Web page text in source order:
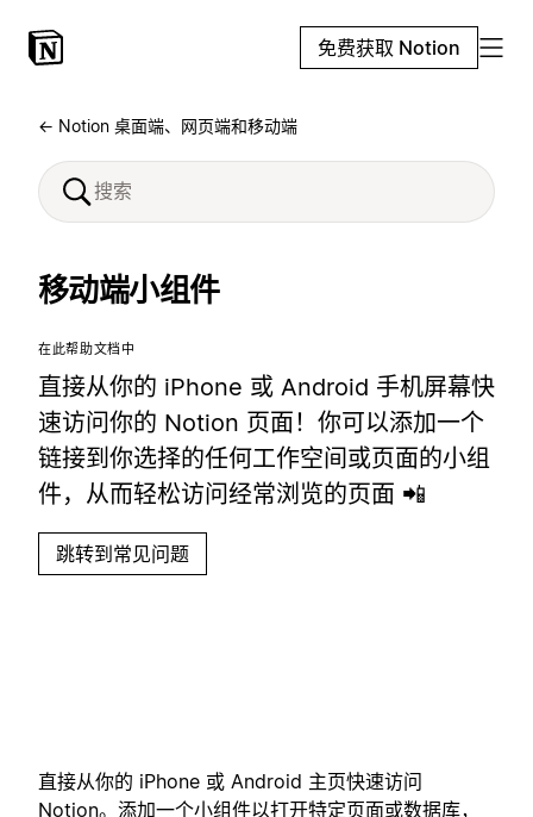
免费获取 Notion
← Notion 桌面端、网页端和移动端
移动端小组件
在此帮助文档中
直接从你的 iPhone 或 Android 手机屏幕快
速访问你的 Notion 页面！你可以添加一个
链接到你选择的任何工作空间或页面的小组
件，从而轻松访问经常浏览的页面 📲
跳转到常见问题
直接从你的 iPhone 或 Android 主页快速访问
Notion。添加一个小组件以打开特定页面或数据库，